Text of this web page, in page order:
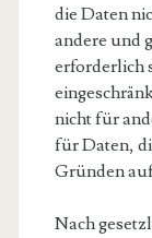
die Daten
andere und
erforderlich
nicht für
für Daten,
Gründen
Nach